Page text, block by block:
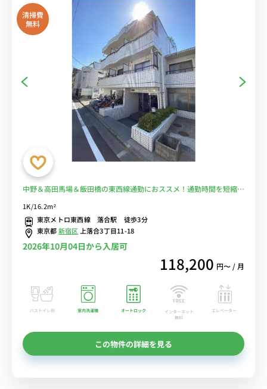
清掃費
無料
中野＆高田馬場＆飯田橋の東西線通勤におススメ！通勤時間を短縮し
1K/16.2m²
東京メトロ東西線 落合駅 徒歩3分
東京都新宿区 上落合3丁目11-18
2026年10月04日から入居可
118,200 円〜 / 月
バストイレ別 室内洗濯機 オートロック
インターネット
無料
エレベーター
この物件の詳細を見る